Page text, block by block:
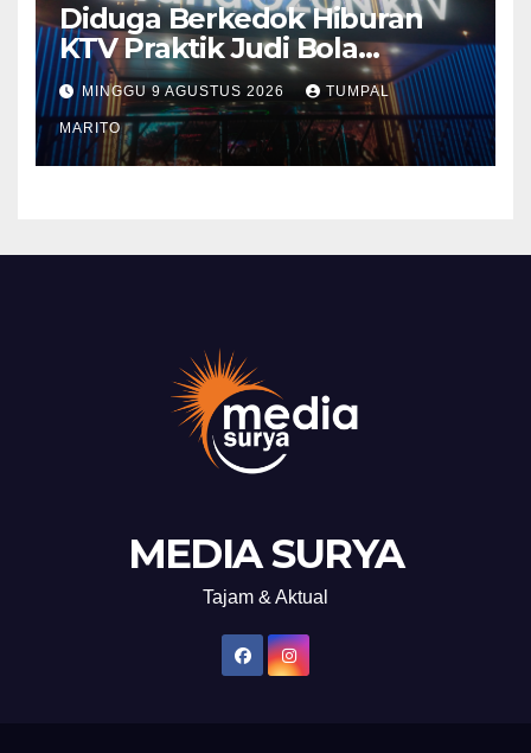
Diduga Berkedok Hiburan
KTV Praktik Judi Bola
Pimpong Beroperasi Terbuka
Disungai Panas Kapolda
Tutup mata Tempat Hiburan
DiBatam
MINGGU 9 AGUSTUS 2026 TUMPAL
MARITO
MEDIA SURYA
Tajam & Aktual